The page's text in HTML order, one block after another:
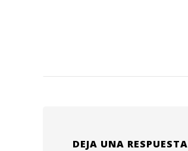
DEJA UNA RESPUESTA